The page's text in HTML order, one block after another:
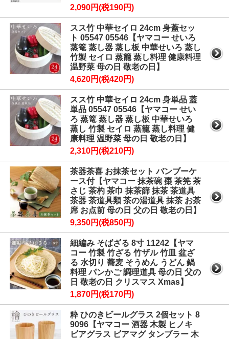
2,090円(税190円)
スス竹 中華セイロ 24cm 身蓋セッ
ト 05547 05546【ヤマコー せいろ
蒸篭 蒸し器 蒸し板 中華せいろ 蒸し
竹製 セイロ 蒸籠 蒸し料理 健康料理
温野菜 母の日 敬老の日】
4,620円(税420円)
スス竹 中華セイロ 24cm 身単品 蓋
単品 05547 05546【ヤマコー せい
ろ 蒸篭 蒸し器 蒸し板 中華せいろ
蒸し 竹製 セイロ 蒸籠 蒸し料理 健
康料理 温野菜 母の日 敬老の日】
2,310円(税210円)
茶器茶喜 お抹茶セット バンブーケ
ース付【ヤマコー 抹茶碗 棗 茶筅 茶
さじ 茶杓 茶巾 抹茶篩 抹茶 茶道具
茶器 茶道具類 茶の湯道具 抹茶 お茶
席 お点前 母の日 父の日 敬老の日】
9,350円(税850円)
細編み そばざる 8寸 11242【ヤマ
コー 竹製 竹ざる 竹ザル 竹皿 盆ざ
る 水切り 蕎麦 そうめん うどん 鍋
料理 パンかご 調理道具 母の日 父の
日 敬老の日 クリスマス Xmas】
1,870円(税170円)
粋 ひのきビールグラス 2個セット 8
9096【ヤマコー 酒器 木製 ヒノキ
ビアグラス ビアマグ タンブラー 木